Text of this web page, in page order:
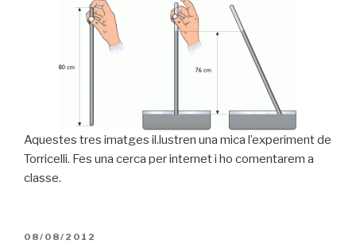
Aquestes tres imatges il.lustren una mica l’experiment de
Torricelli. Fes una cerca per internet i ho comentarem a
classe.
PUBLICAT
08/08/2012